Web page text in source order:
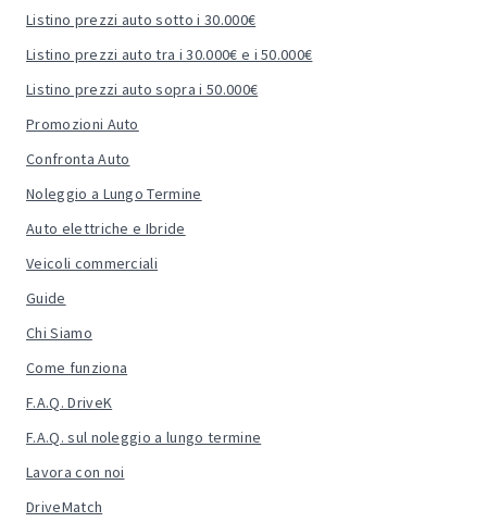
Listino prezzi auto sotto i 30.000€
Listino prezzi auto tra i 30.000€ e i 50.000€
Listino prezzi auto sopra i 50.000€
Promozioni Auto
Confronta Auto
Noleggio a Lungo Termine
Auto elettriche e Ibride
Veicoli commerciali
Guide
Chi Siamo
Come funziona
F.A.Q. DriveK
F.A.Q. sul noleggio a lungo termine
Lavora con noi
DriveMatch